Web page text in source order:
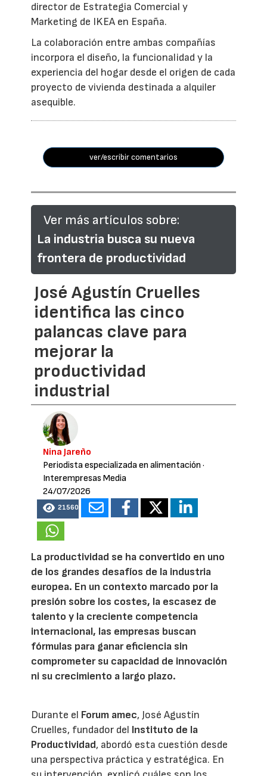
director de Estrategia Comercial y
Marketing de IKEA en España.
La colaboración entre ambas compañías
incorpora el diseño, la funcionalidad y la
experiencia del hogar desde el origen de cada
proyecto de vivienda destinada a alquiler
asequible.
ver/escribir comentarios
Ver más artículos sobre:
La industria busca su nueva
frontera de productividad
José Agustín Cruelles
identifica las cinco
palancas clave para
mejorar la
productividad
industrial
Nina Jareño
Periodista especializada en alimentación ·
Interempresas Media
24/07/2026
21560
La productividad se ha convertido en uno
de los grandes desafíos de la industria
europea. En un contexto marcado por la
presión sobre los costes, la escasez de
talento y la creciente competencia
internacional, las empresas buscan
fórmulas para ganar eficiencia sin
comprometer su capacidad de innovación
ni su crecimiento a largo plazo.
Durante el Forum amec, José Agustín
Cruelles, fundador del Instituto de la
Productividad, abordó esta cuestión desde
una perspectiva práctica y estratégica. En